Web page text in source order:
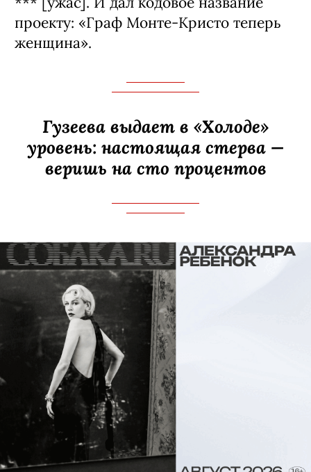
за чужого горя. И в жизни это иногда
мешает. А в актерстве, наоборот,
огромный плюс: когда в кадре или на
главным, все складывается.
Мне дали на предпросмотр первые
эпизоды сериала, и «Холод»
действительно лютый. Вот только
переживает смерть
за это ДТП (хотя не она его
виновница!) в колонию, где
подвергается физическому и
психологическому насилию. Ты
эмпат. Что чувствовал, когда читал
сценарий? Там впору и расплакаться.
Я не рыдал. Но подумал: какой это все
*** [ужас]. И дал кодовое название
проекту: «Граф Монте-­Кристо теперь
женщина».